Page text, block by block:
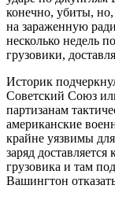
конечно, убиты,
на зараженную
несколько недель
грузовики,
Историк
Советский Союз
партизанам
американские
крайне уязвимы
заряд
грузовика и там
Вашингтон